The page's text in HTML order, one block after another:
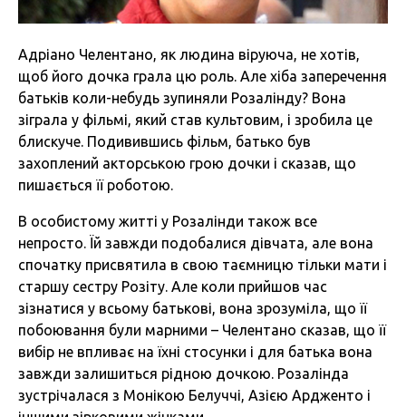
Адріано Челентано, як людина віруюча, не хотів,
щоб його дочка грала цю роль. Але хіба заперечення
батьків коли-небудь зупиняли Розалінду? Вона
зіграла у фільмі, який став культовим, і зробила це
блискуче. Подивившись фільм, батько був
захоплений акторською грою дочки і сказав, що
пишається її роботою.
В особистому житті у Розалінди також все
непросто. Їй завжди подобалися дівчата, але вона
спочатку присвятила в свою таємницю тільки мати і
старшу сестру Розіту. Але коли прийшов час
зізнатися у всьому батькові, вона зрозуміла, що її
побоювання були марними – Челентано сказав, що її
вибір не впливає на їхні стосунки і для батька вона
завжди залишиться рідною дочкою. Розалінда
зустрічалася з Монікою Белуччі, Азією Ардженто і